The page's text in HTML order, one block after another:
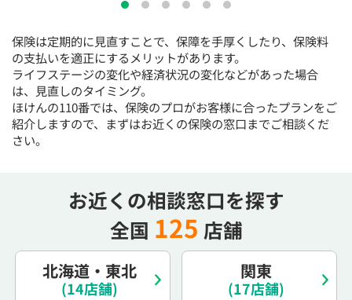
保険は定期的に見直すことで、保障を手厚くしたり、保険料
の支払いを適正にするメリットがあります。
ライフステージの変化や経済状況の変化などがあった場合
は、見直しのタイミング。
ほけんの110番では、保険のプロがお客様に合ったプランをご
紹介しますので、まずはお近くの保険の窓口までご相談くだ
さい。
お近くの相談窓口を探す
全国 125 店舗
北海道・東北
(14店舗)
関東
(17店舗)